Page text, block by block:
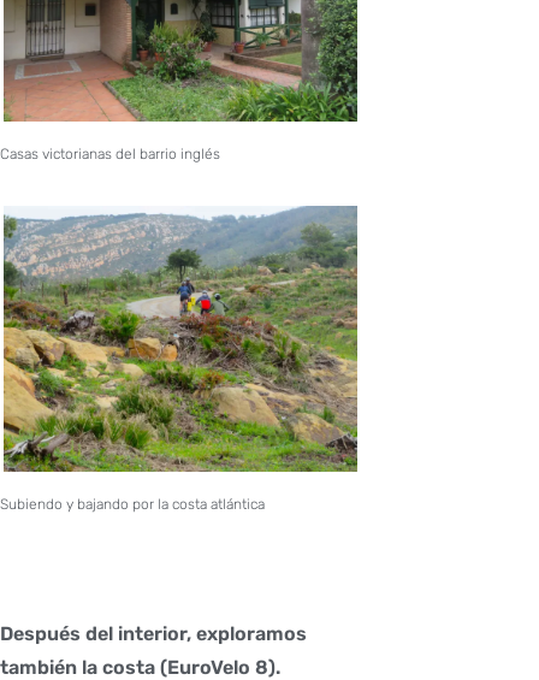
Casas victorianas del barrio inglés
Subiendo y bajando por la costa atlántica
Después del interior, exploramos
también la costa (EuroVelo 8).